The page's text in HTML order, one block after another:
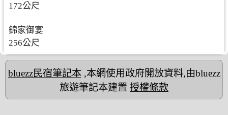
172公尺
錦家御宴
256公尺
bluezz民宿筆記本,本網使用政府開放資料,由bluezz
旅遊筆記本建置 授權條款